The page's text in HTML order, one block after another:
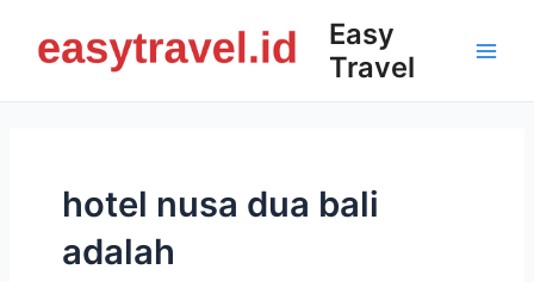
content
Easy
Travel
hotel nusa dua bali
adalah